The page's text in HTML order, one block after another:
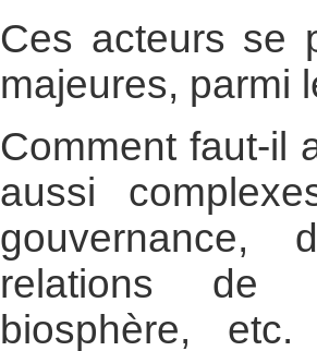
Ces acteurs se
majeures, parmi
Comment faut-il
aussi
gouvernance,
relations de
biosphère,